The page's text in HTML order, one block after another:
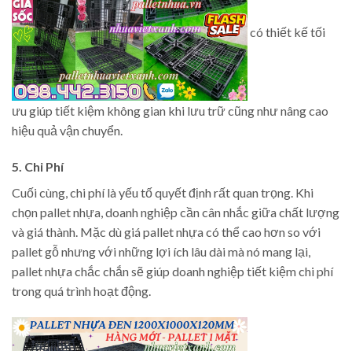
có thiết kế tối
ưu giúp tiết kiệm không gian khi lưu trữ cũng như nâng cao
hiệu quả vận chuyển.
5. Chi Phí
Cuối cùng, chi phí là yếu tố quyết định rất quan trọng. Khi
chọn pallet nhựa, doanh nghiệp cần cân nhắc giữa chất lượng
và giá thành. Mặc dù giá pallet nhựa có thể cao hơn so với
pallet gỗ nhưng với những lợi ích lâu dài mà nó mang lại,
pallet nhựa chắc chắn sẽ giúp doanh nghiệp tiết kiệm chi phí
trong quá trình hoạt động.